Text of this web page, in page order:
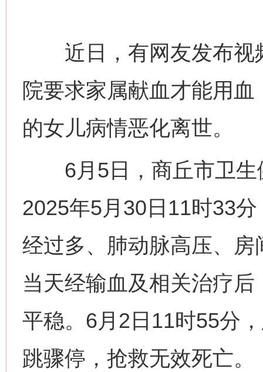
近日，有网友发布视
院要求家属献血才能用
的女儿病情恶化离世。
6月5日，商丘市卫生
2025年5月30日11时33
经过多、肺动脉高压、房
当天经输血及相关治疗
平稳。6月2日11时55分
跳骤停，抢救无效死亡。